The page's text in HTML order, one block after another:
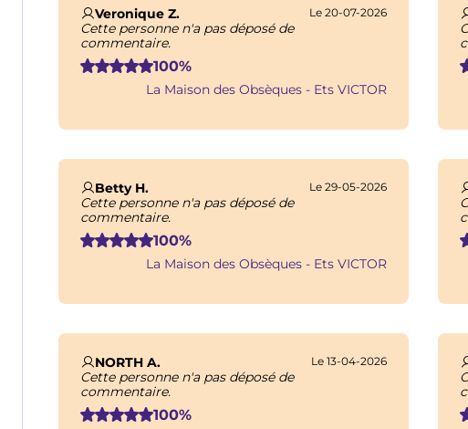
Veronique Z. Le 20-07-2026
Cette personne n'a pas déposé de
commentaire.
100%
La Maison des Obsèques - Ets VICTOR
Betty H. Le 29-05-2026
Cette personne n'a pas déposé de
commentaire.
100%
La Maison des Obsèques - Ets VICTOR
NORTH A. Le 13-04-2026
Cette personne n'a pas déposé de
commentaire.
100%